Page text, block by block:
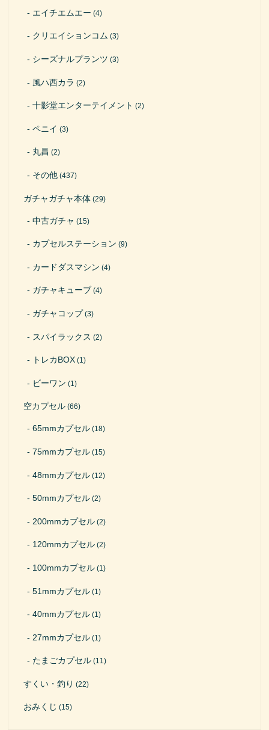
エイチエムエー (4)
クリエイションコム (3)
シーズナルプランツ (3)
風ハ西カラ (2)
十影堂エンターテイメント (2)
ペニイ (3)
丸昌 (2)
その他 (437)
ガチャガチャ本体 (29)
中古ガチャ (15)
カプセルステーション (9)
カードダスマシン (4)
ガチャキューブ (4)
ガチャコップ(3)
スパイラックス (2)
トレカBOX (1)
ビーワン (1)
空カプセル (66)
65mmカプセル (18)
75mmカプセル (15)
48mmカプセル (12)
50mmカプセル (2)
200mmカプセル (2)
120mmカプセル (2)
100mmカプセル (1)
51mmカプセル (1)
40mmカプセル (1)
27mmカプセル (1)
たまごカプセル (11)
すくい・釣り (22)
おみくじ (15)